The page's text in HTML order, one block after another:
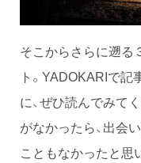
そこからさらに遡る
ト。YADOKARIで
に、ぜひ読んでみて
がなかったら、出会
こともなかったと思